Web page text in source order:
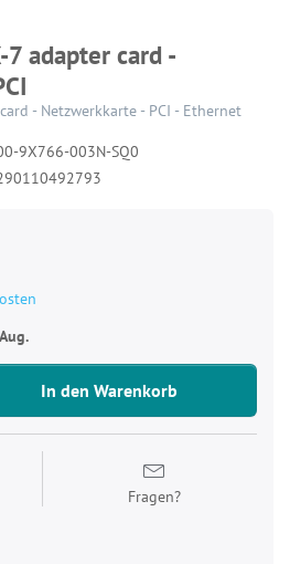
adapter card -
- Netzwerkkarte - PCI - Ethernet
9X766-003N-SQ0
In den Warenkorb
Fragen?